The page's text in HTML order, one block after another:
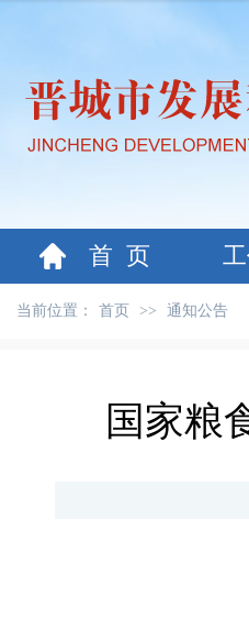
首 页
当前位置： 首页 >> 通知公告
国家粮